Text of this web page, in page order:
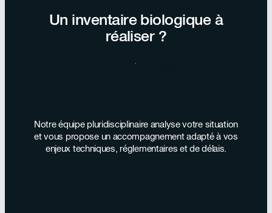
Un inventaire biologique à
réaliser ?
Échanger avec nos équipes
Notre équipe pluridisciplinaire analyse votre situation
et vous propose un accompagnement adapté à vos
enjeux techniques, réglementaires et de délais.